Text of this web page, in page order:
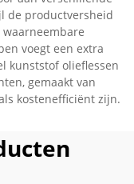
de productversheid
voegt een extra
kunststof olieflessen
gemaakt van
kostenefficiënt zijn.